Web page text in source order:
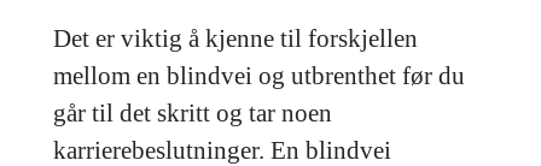
Det er viktig å kjenne til forskjellen
mellom en blindvei og utbrenthet før du
går til det skritt og tar noen
karrierebeslutninger. En blindvei